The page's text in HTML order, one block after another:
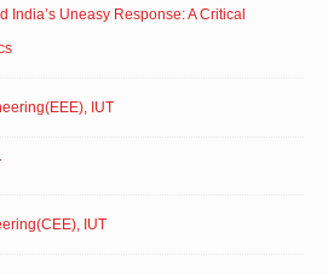
India’s Uneasy Response: A Critical
IUT
IUT